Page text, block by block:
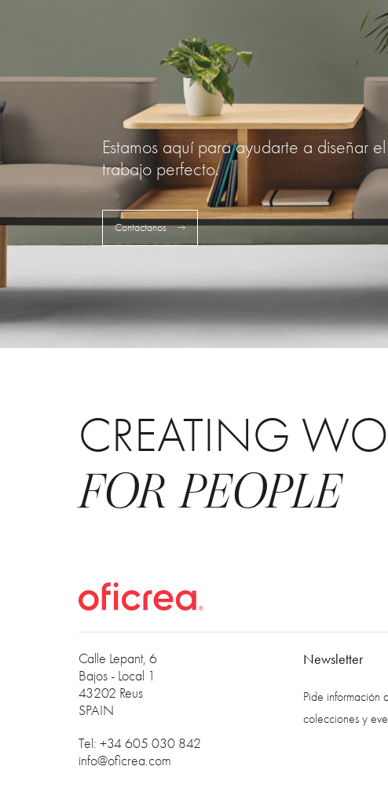
Estamos aquí para ayudarte a diseñar
trabajo perfecto.
Contactanos
CREATING
FOR PEOPLE
Calle Lepant, 6
Bajos - Local 1
43202 Reus
SPAIN
Tel: +34 605 030 842
info@oficrea.com
Newsletter
Pide información
colecciones y